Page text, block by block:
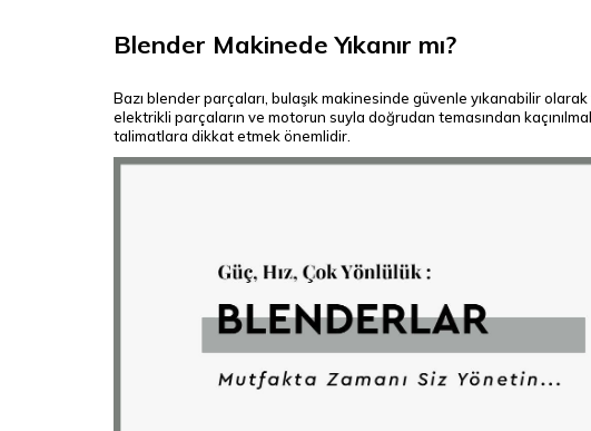
Blender Makinede Yıkanır mı?
Bazı blender parçaları, bulaşık makinesinde güvenle yıkanabilir
elektrikli parçaların ve motorun suyla doğrudan temasından
talimatlara dikkat etmek önemlidir.